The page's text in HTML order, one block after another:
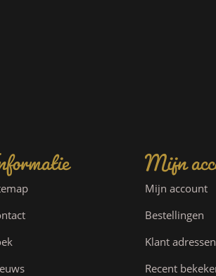
Mijn
Mijn account
Bestellingen
Klant adressen
Recent